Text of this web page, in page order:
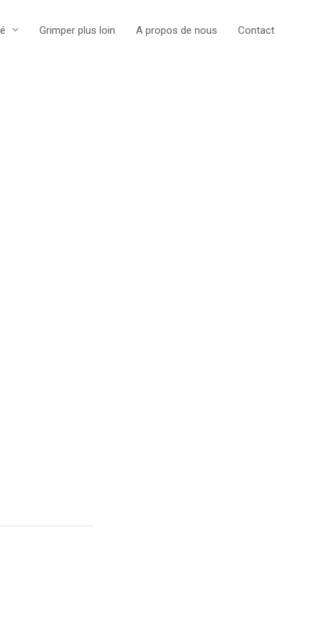
Grimper plus loin A propos de nous Contact